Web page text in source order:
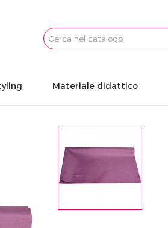
Email
Materiale didattico